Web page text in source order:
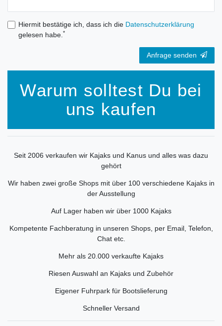
Hiermit bestätige ich, dass ich die Daten­schutz­erklärung
gelesen habe. *
Anfrage senden
Warum solltest Du bei
uns kaufen
Seit 2006 verkaufen wir Kajaks und Kanus und alles was dazu
gehört
Wir haben zwei große Shops mit über 100 verschiedene Kajaks in
der Ausstellung
Auf Lager haben wir über 1000 Kajaks
Kompetente Fachberatung in unseren Shops, per Email, Telefon,
Chat etc.
Mehr als 20.000 verkaufte Kajaks
Riesen Auswahl an Kajaks und Zubehör
Eigener Fuhrpark für Bootslieferung
Schneller Versand